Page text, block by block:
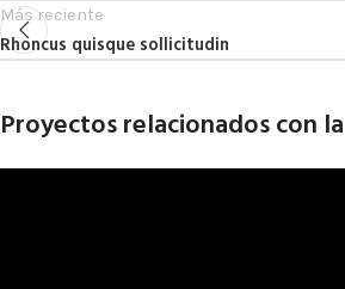
Más reciente
Rhoncus quisque sollicitudin
Proyectos relacionados con la